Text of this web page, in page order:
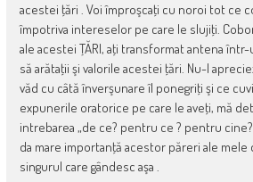
acestei ţări . Voi împroşcaţi cu noroi tot ce
împotriva intereselor pe care le slujiţi.
ale acestei ŢĂRI, aţi transformat antena
să arătaţii şi valorile acestei ţări. Nu-l
văd cu câtă înverşunare îl ponegriţi şi ce
expunerile oratorice pe care le aveţi, mă
intrebarea „de ce? pentru ce ? pentru
da mare importanţă acestor păreri ale
singurul care gândesc aşa .